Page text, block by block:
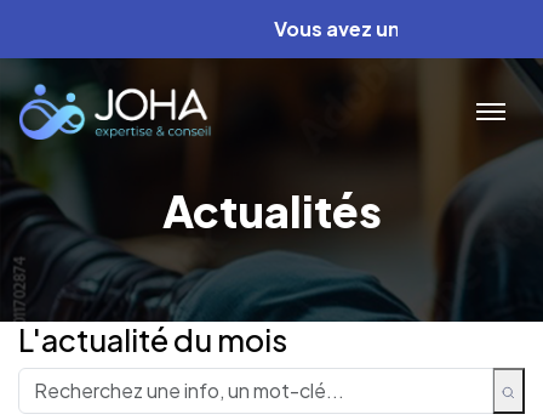
Vous avez un projet ? Nous
Actualités
L'actualité du mois